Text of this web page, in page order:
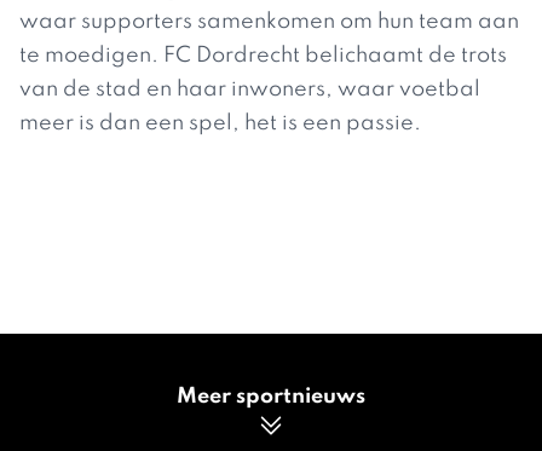
waar supporters samenkomen om hun team aan
te moedigen. FC Dordrecht belichaamt de trots
van de stad en haar inwoners, waar voetbal
meer is dan een spel, het is een passie.
Meer sportnieuws